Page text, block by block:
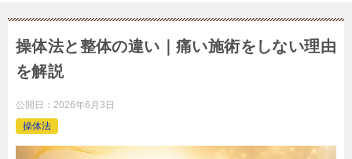
操体法と整体の違い｜痛い施術をしない理由
を解説
公開日： 2026年6月3日
操体法